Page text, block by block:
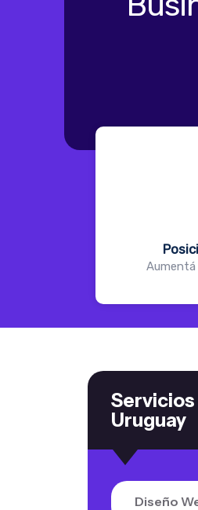
Aumentá
Servicios
Uruguay
Diseño